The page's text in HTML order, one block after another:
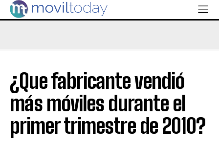
¿Que fabricante vendió
más móviles durante el
primer trimestre de 2010?